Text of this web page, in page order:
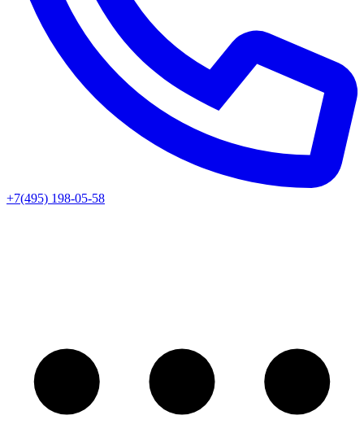
+7(495) 198-05-58